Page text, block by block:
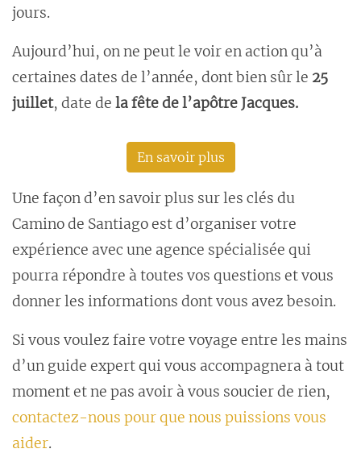
jours.
Aujourd’hui, on ne peut le voir en action qu’à
certaines dates de l’année, dont bien sûr le 25
juillet, date de la fête de l’apôtre Jacques.
En savoir plus
Une façon d’en savoir plus sur les clés du
Camino de Santiago est d’organiser votre
expérience avec une agence spécialisée qui
pourra répondre à toutes vos questions et vous
donner les informations dont vous avez besoin.
Si vous voulez faire votre voyage entre les mains
d’un guide expert qui vous accompagnera à tout
moment et ne pas avoir à vous soucier de rien,
contactez-nous pour que nous puissions vous
aider.